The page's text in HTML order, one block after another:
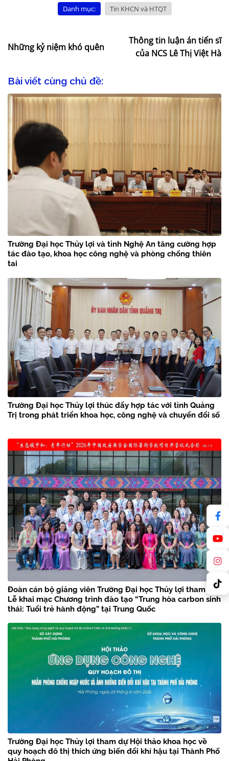
Danh mục: Tin KHCN và HTQT
Những kỷ niệm khó quên
Thông tin luận án tiến sĩ
của NCS Lê Thị Việt Hà
Bài viết cùng chủ đề:
Trường Đại học Thủy lợi và tỉnh Nghệ An tăng cường hợp
tác đào tạo, khoa học công nghệ và phòng chống thiên
tai
Trường Đại học Thủy lợi thúc đẩy hợp tác với tỉnh Quảng
Trị trong phát triển khoa học, công nghệ và chuyển đổi số
Đoàn cán bộ giảng viên Trường Đại học Thủy lợi tham dự
Lễ khai mạc Chương trình đào tạo “Trung hòa carbon sinh
thái: Tuổi trẻ hành động” tại Trung Quốc
Trường Đại học Thủy lợi tham dự Hội thảo khoa học về
quy hoạch đô thị thích ứng biến đổi khí hậu tại Thành Phố